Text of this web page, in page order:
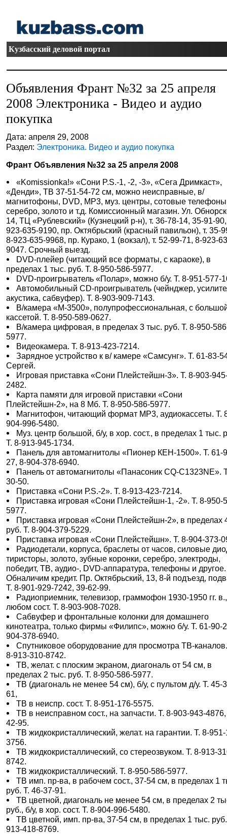
Кузбасский деловой портал
Объявления Франт №32 за 25 апреля
2008 Электроника - Видео и аудио
покупка
Дата: апреля 29, 2008
Раздел: Электроника. Видео и аудио покупка
Франт Объявления №32 за 25 апреля 2008
«Komissionka!» «Сони P.S.-1, -2, -3», «Сега Дримкаст»,
«Денди», ТВ 37-51-54-72 см, можно неисправные, в/
магнитофоны, DVD, МР3, муз. центры, сотовые
серебро, золото и т.д. Комиссионный магазин. Ул.
14, ТЦ «Рублевский» (Кузнецкий р-н), т. 36-78-14, 35-91-
923-635-9190, пр. Октябрьский (красный павильон), т. 35-
8-923-635-9968, пр. Курако, 1 (вокзал), т. 52-99-71, 8-923-
9047. Срочный выезд.
DVD-плейер (читающий все форматы, с караоке), в
пределах 1 тыс. руб. Т. 8-950-586-5977.
DVD-проигрыватель «Полар», можно б/у. Т. 8-951-577-
Автомобильный CD-проигрыватель (чейнджер,
акустика, сабвуфер). Т. 8-903-909-7143.
В/камера «М-3500», полупрофессиональная, с
кассетой. Т. 8-950-589-0627.
В/камера цифровая, в пределах 3 тыс. руб. Т. 8-950-
5977.
Видеокамера. Т. 8-913-423-7214.
Зарядное устройство к в/ камере «Самсунг». Т. 61-83-
Сергей.
Игровая приставка «Сони Плейстейшн-3». Т. 8-903-
2482.
Карта памяти для игровой приставки «Сони
Плейстейшн-2», на 8 Мб. Т. 8-950-586-5977.
Магнитофон, читающий формат MP3, аудиокассеты. Т.
904-996-5480.
Муз. центр большой, б/у, в хор. сост., в пределах 1 тыс.
Т. 8-913-945-1734.
Панель для автомагнитолы «Пионер КЕН-1500». Т. 61-
27, 8-904-378-6940.
Панель от автомагнитолы «Панасоник СQ-C1323NE».
30-50.
Приставка «Сони Р.S.-2». Т. 8-913-423-7214.
Приставка игровая «Сони Плейстейшн-1, -2». Т. 8-950-
5977.
Приставка игровая «Сони Плейстейшн-2», в пределах
руб. Т. 8-904-379-5229.
Приставка игровая «Сони Плейстейшн». Т. 8-904-373-
Радиодетали, корпуса, браслеты от часов, силовые
тиристоры, золото, зубные коронки, серебро, электроды,
победит, ТВ, аудио-, DVD-аппаратура, телефоны и другое.
Обналичим кредит. Пр. Октябрьский, 13, 8-й подъезд,
Т. 8-901-929-7242, 39-62-99.
Радиоприемник, телевизор, граммофон 1930-1950 гг.
любом сост. Т. 8-903-908-7028.
Сабвуфер и фронтальные колонки для домашнего
кинотеатра, только фирмы «Филипс», можно б/у. Т. 61-90-
904-378-6940.
Спутниковое оборудование для просмотра ТВ-
8-913-310-8742.
ТВ, желат. с плоским экраном, диагональ от 54 см, в
пределах 2 тыс. руб. Т. 8-950-586-5977.
ТВ (диагональ не менее 54 см), б/у, с пультом д/у. Т. 45-
61,
ТВ в неиспр. сост. Т. 8-951-176-5575.
ТВ в неисправном сост., на запчасти. Т. 8-903-943-
42-95.
ТВ жидкокристаллический, желат. на гарантии. Т. 8-
3756.
ТВ жидкокристаллический, со стереозвуком. Т. 8-913-
8742.
ТВ жидкокристаллический. Т. 8-950-586-5977.
ТВ имп. пр-ва, в рабочем сост., 37-54 см, в пределах 1
руб. Т. 46-37-91.
ТВ цветной, диагональ не менее 54 см, в пределах 2
руб., б/у, в хор. сост. Т. 8-904-996-5480.
ТВ цветной, имп. пр-ва, 37-54 см, в пределах 1 тыс.
913-418-8769.